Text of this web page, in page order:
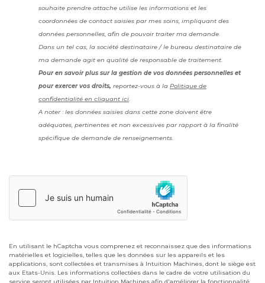
souhaite prendre attache utilise les informations et les
coordonnées de contact saisies par mes soins, impliquant des
données personnelles, afin de pouvoir traiter ma demande.
Dans un tel cas, la société destinataire / le bureau destinataire de
ma demande agit en qualité de responsable de traitement.
Pour en savoir plus sur la gestion de vos données personnelles et
pour exercer vos droits, reportez-vous à la Politique de
confidentialité en cliquant ici.
A noter : les données saisies dans cette zone doivent être
adéquates, pertinentes et non excessives par rapport à la finalité
spécifique de demande de renseignements.
En utilisant le hCaptcha vous comprenez et reconnaissez que des informations
matérielles et logicielles, telles que les données sur les appareils et les
applications, sont collectées et transmises à Intuition Machines, dont le siège est
aux Etats-Unis. Les informations collectées dans le cadre de votre utilisation du